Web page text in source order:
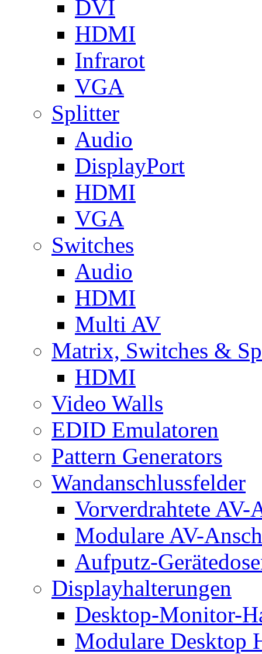
DVI
HDMI
Infrarot
VGA
Splitter
Audio
DisplayPort
HDMI
VGA
Switches
Audio
HDMI
Multi AV
Matrix, Switches &
HDMI
Video Walls
EDID Emulatoren
Pattern Generators
Wandanschlussfelder
Vorverdrahtete AV-
Modulare AV-
Aufputz-
Displayhalterungen
Desktop-Monitor-
Modulare Desktop